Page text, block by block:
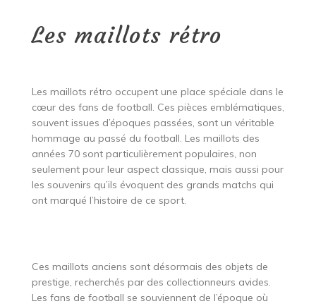
Les maillots rétro
Les maillots rétro occupent une place spéciale dans le
cœur des fans de football. Ces pièces emblématiques,
souvent issues d’époques passées, sont un véritable
hommage au passé du football. Les maillots des
années 70 sont particulièrement populaires, non
seulement pour leur aspect classique, mais aussi pour
les souvenirs qu’ils évoquent des grands matchs qui
ont marqué l’histoire de ce sport.
Ces maillots anciens sont désormais des objets de
prestige, recherchés par des collectionneurs avides.
Les fans de football se souviennent de l’époque où